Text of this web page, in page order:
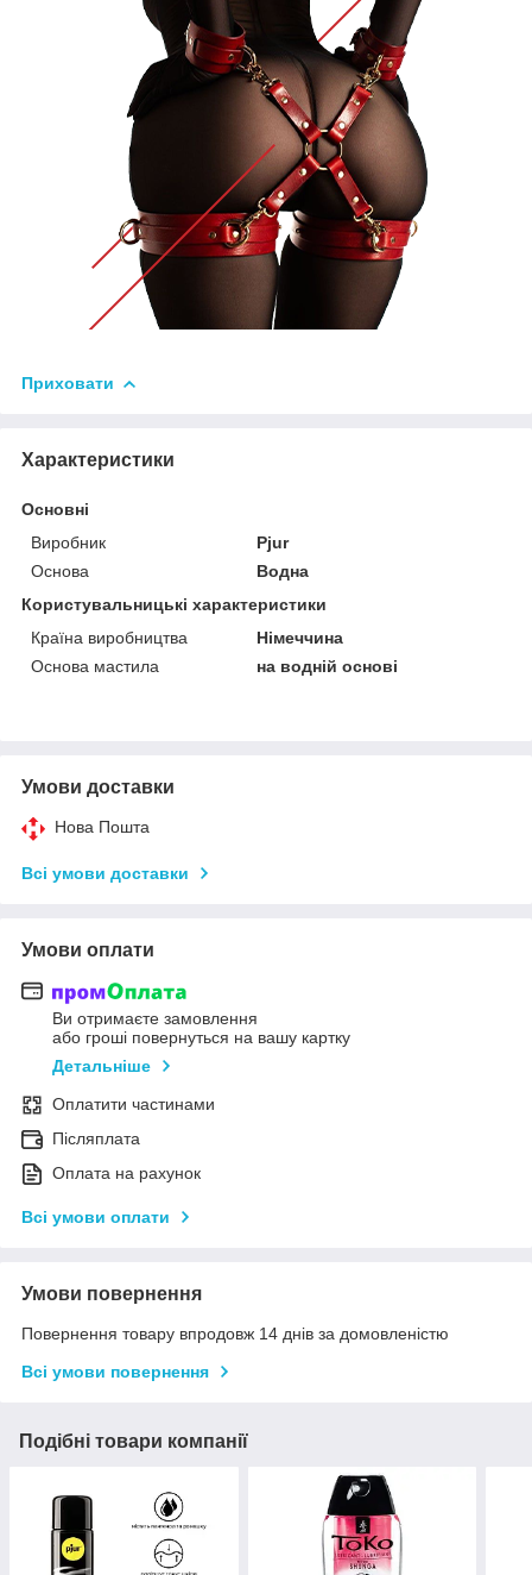
Приховати
Характеристики
Основні
Виробник
Pjur
Основа
Водна
Користувальницькі характеристики
Країна виробництва
Німеччина
Основа мастила
на водній основі
Умови доставки
Нова Пошта
Всі умови доставки
Умови оплати
Ви отримаєте замовлення
або гроші повернуться на вашу картку
Детальніше
Оплатити частинами
Післяплата
Оплата на рахунок
Всі умови оплати
Умови повернення
Повернення товару впродовж 14 днів за домовленістю
Всі умови повернення
Подібні товари компанії